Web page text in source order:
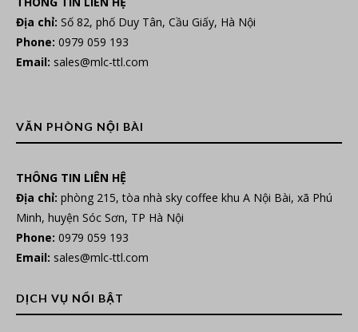
Địa chỉ: Số 82, phố Duy Tân, Cầu Giấy, Hà Nội
Phone: 0979 059 193
Email: sales@mlc-ttl.com
VĂN PHÒNG NỘI BÀI
THÔNG TIN LIÊN HỆ
Địa chỉ: phòng 215, tòa nhà sky coffee khu A Nội Bài, xã Phú
Minh, huyện Sóc Sơn, TP Hà Nội
Phone: 0979 059 193
Email: sales@mlc-ttl.com
DỊCH VỤ NỔI BẬT